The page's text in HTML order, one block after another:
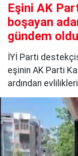
Eşini AK
boşayan
gündem
İYİ Parti
eşinin AK Parti
ardından